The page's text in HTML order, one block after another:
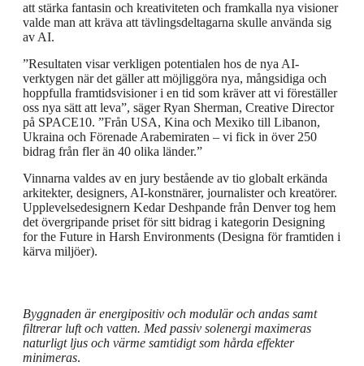
att stärka fantasin och kreativiteten och framkalla nya visioner
valde man att kräva att tävlingsdeltagarna skulle använda sig
av AI.
”Resultaten visar verkligen potentialen hos de nya AI-
verktygen när det gäller att möjliggöra nya, mångsidiga och
hoppfulla framtidsvisioner i en tid som kräver att vi föreställer
oss nya sätt att leva”, säger Ryan Sherman, Creative Director
på SPACE10. ”Från USA, Kina och Mexiko till Libanon,
Ukraina och Förenade Arabemiraten – vi fick in över 250
bidrag från fler än 40 olika länder.”
Vinnarna valdes av en jury bestående av tio globalt erkända
arkitekter, designers, AI-konstnärer, journalister och kreatörer.
Upplevelsedesignern Kedar Deshpande från Denver tog hem
det övergripande priset för sitt bidrag i kategorin Designing
for the Future in Harsh Environments (Designa för framtiden i
kärva miljöer).
Byggnaden är energipositiv och modulär och andas samt
filtrerar luft och vatten. Med passiv solenergi maximeras
naturligt ljus och värme samtidigt som hårda effekter
minimeras.